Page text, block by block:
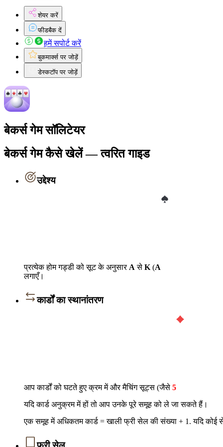
शेयर करें
फीडबैक दें
हमें सपोर्ट करें
बुकमार्क्स पर जोड़ें
डेस्कटॉप पर जोड़ें
बेकर्स गेम सॉलिटेयर
बेकर्स गेम कैसे खेलें — त्वरित गाइड
उद्देश्य
प्रत्येक होम गड्डी को सूट के अनुसारAसे K(A
लगाएँ।
कार्डों का स्थानांतरण
आप कार्डों को घटते हुए क्रम में और मैचिंग सूट्स (जैसे 5
यदि कार्ड अनुक्रम में हों तो आप उनके पूरे समूह को ले जा सकते हैं।
एक समूह में अधिकतम कार्ड = खाली फ्री सेल की संख्या + 1. यदि